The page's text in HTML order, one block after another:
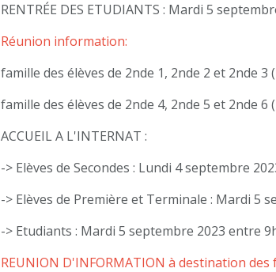
RENTRÉE DES ETUDIANTS : Mardi 5
Réunion information:
famille des élèves de 2nde 1, 2nde 2 et 2nde
famille des élèves de 2nde 4, 2nde 5 et 2nde
ACCUEIL A L'INTERNAT :
-> Elèves de Secondes : Lundi 4 septembre
-> Elèves de Première et Terminale : Mardi 5
-> Etudiants : Mardi 5 septembre 2023 entre
REUNION D'INFORMATION à destination